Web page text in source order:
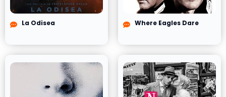
La Odisea Where Eagles Dare